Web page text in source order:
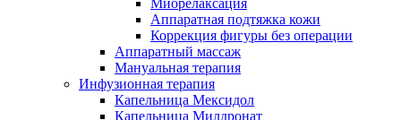
Миорелаксация
Аппаратная подтяжка кожи
Коррекция фигуры без операции
Аппаратный массаж
Мануальная терапия
Инфузионная терапия
Капельница Мексидол
Капельница Милдронат